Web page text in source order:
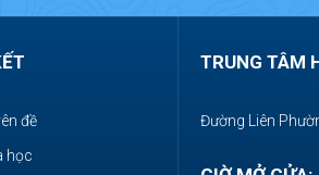
đề
học
TRUNG TÂM
Đường Liên